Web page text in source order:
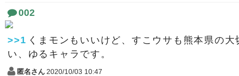
002
>>1 くまモンもいいけど、すこウサも熊本県の大
い、ゆるキャラです。
匿名さん 2020/10/03 10:47